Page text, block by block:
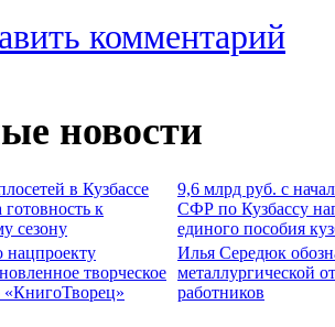
комментарий
новости
в Кузбассе
к
сезону
9,6 млрд руб. с
СФР по Кузбассу
единого пособия
нацпроекту
творческое
«КнигоТворец»
Илья Середюк
металлургической
работников